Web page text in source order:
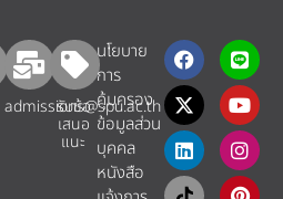
admissions@spu.ac.th
รับข้อ
เสนอ
แนะ​
นโยบาย
การ
คุ้มครอง
ข้อมูลส่วน
บุคคล
หนังสือ